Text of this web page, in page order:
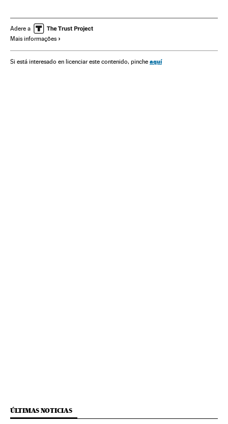
Estética corporal Moda
Adere a
Mais informações
Si está interesado en licenciar este contenido, pinche aquí
ÚLTIMAS NOTICIAS